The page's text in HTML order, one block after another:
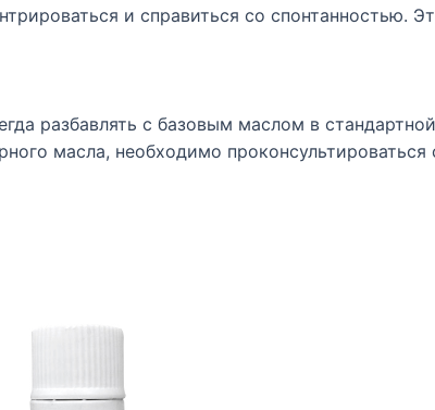
и справиться со спонтанностью.
разбавлять с базовым маслом в
масла, необходимо